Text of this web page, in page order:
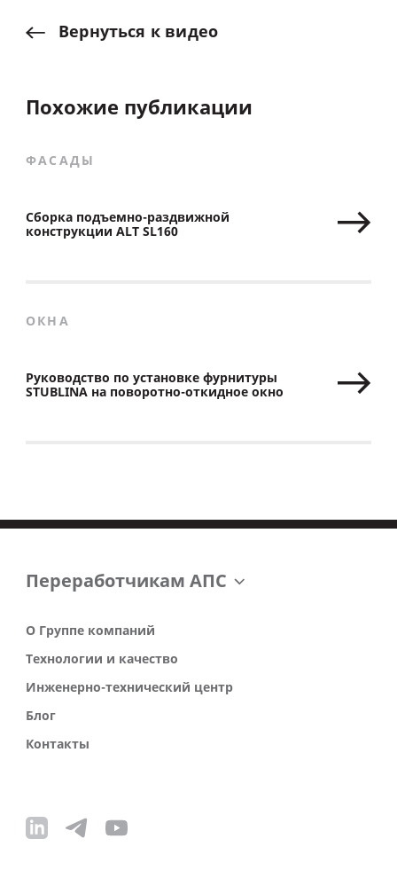
Вернуться к видео
Похожие публикации
ФАСАДЫ
Сборка подъемно-раздвижной
конструкции ALT SL160
ОКНА
Руководство по установке фурнитуры
STUBLINA на поворотно-откидное окно
Переработчикам АПС
О Группе компаний
Технологии и качество
Инженерно-технический центр
Блог
Контакты